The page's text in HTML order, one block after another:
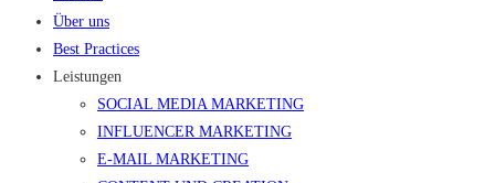
Über uns
Best Practices
Leistungen
SOCIAL MEDIA MARKETING
INFLUENCER MARKETING
E-MAIL MARKETING